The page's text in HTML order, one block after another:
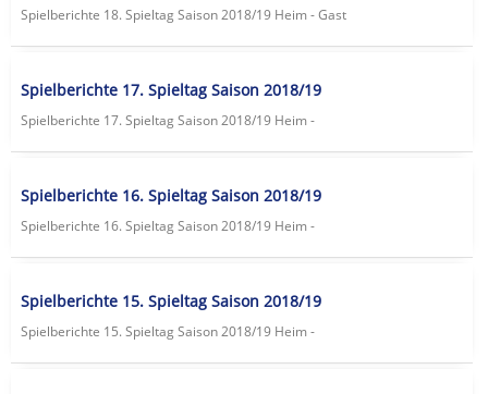
Spielberichte 18. Spieltag Saison 2018/19 Heim - Gast
Spielberichte 17. Spieltag Saison 2018/19
Spielberichte 17. Spieltag Saison 2018/19 Heim -
Spielberichte 16. Spieltag Saison 2018/19
Spielberichte 16. Spieltag Saison 2018/19 Heim -
Spielberichte 15. Spieltag Saison 2018/19
Spielberichte 15. Spieltag Saison 2018/19 Heim -